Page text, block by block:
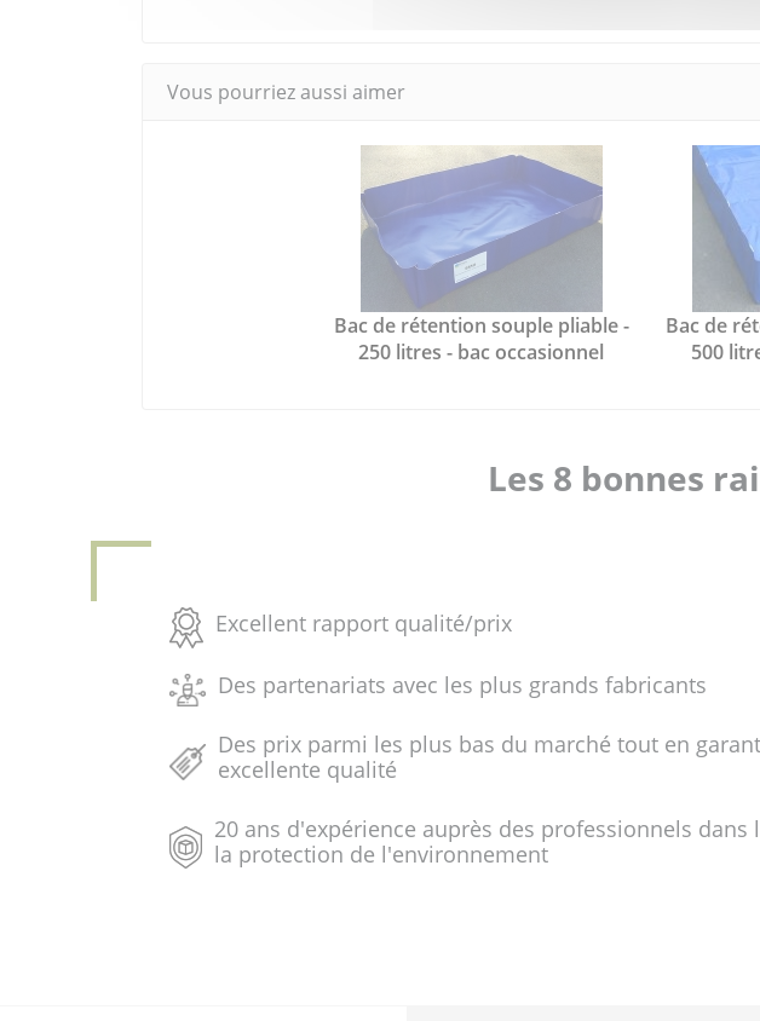
Vous pourriez aussi aimer
Bac de rétention souple pliable -
250 litres - bac occasionnel
Bac de
500
Les 8 bonnes
Excellent rapport qualité/prix
Des partenariats avec les plus grands fabricants
Des prix parmi les plus bas du marché tout en
excellente qualité
20 ans d'expérience auprès des professionnels dans
la protection de l'environnement